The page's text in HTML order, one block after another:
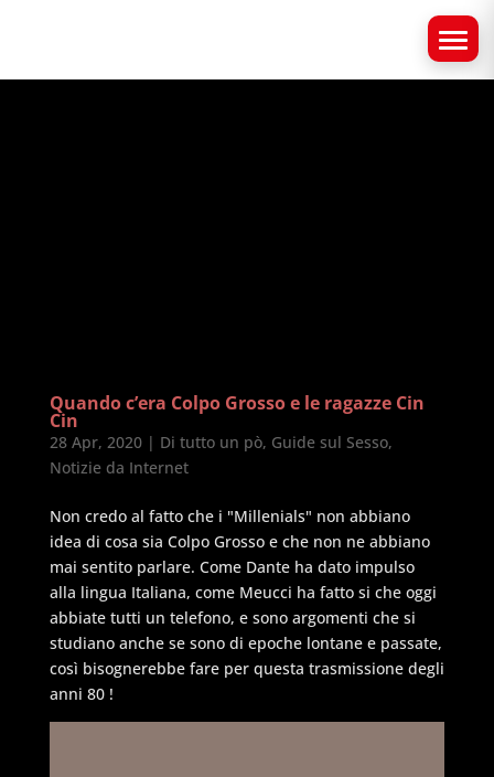
Quando c’era Colpo Grosso e le ragazze Cin
Cin
28 Apr, 2020| Di tutto un pò, Guide sul Sesso,
Notizie da Internet
Non credo al fatto che i "Millenials" non abbiano
idea di cosa sia Colpo Grosso e che non ne abbiano
mai sentito parlare. Come Dante ha dato impulso
alla lingua Italiana, come Meucci ha fatto si che oggi
abbiate tutti un telefono, e sono argomenti che si
studiano anche se sono di epoche lontane e passate,
così bisognerebbe fare per questa trasmissione degli
anni 80 !